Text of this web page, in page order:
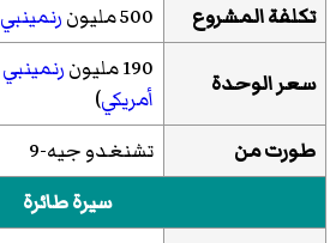
تكلفة المشروع 500 مليون رنمينبي
سعر الوحدة 190 مليون رنمينبي
أمريكي)
طورت من
تشنغدو جيه-9
سيرة طائرة